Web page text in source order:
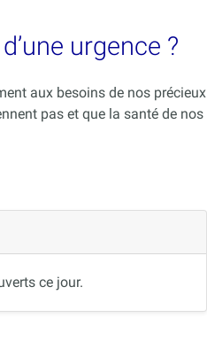
urgence ?
aux besoins de nos précieux
pas et que la santé de nos
ce jour.